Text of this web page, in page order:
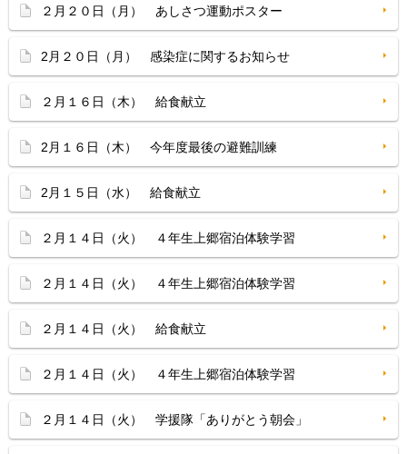
２月２０日（月） あしさつ運動ポスター
2月２０日（月） 感染症に関するお知らせ
２月１６日（木） 給食献立
2月１６日（木） 今年度最後の避難訓練
2月１５日（水） 給食献立
２月１４日（火） ４年生上郷宿泊体験学習
２月１４日（火） ４年生上郷宿泊体験学習
２月１４日（火） 給食献立
２月１４日（火） ４年生上郷宿泊体験学習
２月１４日（火） 学援隊「ありがとう朝会」